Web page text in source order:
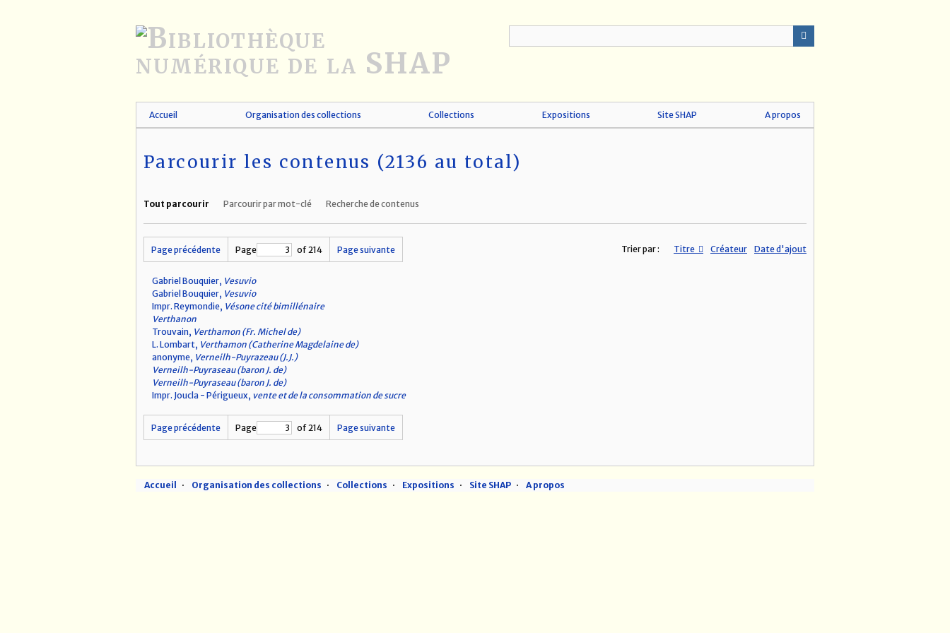
Accueil Organisation des collections Collections Expositions Site SHAP A propos
Parcourir les contenus (2136 au total)
Tout parcourir Parcourir par mot-clé Recherche de contenus
Page précédente Page of 214 Page suivante Trier par : Titre Créateur Date d'ajout
Gabriel Bouquier, Vesuvio
Gabriel Bouquier, Vesuvio
Impr. Reymondie, Vésone cité bimillénaire
Verthanon
Trouvain, Verthamon (Fr. Michel de)
L. Lombart, Verthamon (Catherine Magdelaine de)
anonyme, Verneilh-Puyrazeau (J.J.)
Verneilh-Puyraseau (baron J. de)
Verneilh-Puyraseau (baron J. de)
Impr. Joucla - Périgueux, vente et de la consommation de sucre
Page précédente Page of 214 Page suivante
Accueil Organisation des collections Collections Expositions Site SHAP A propos